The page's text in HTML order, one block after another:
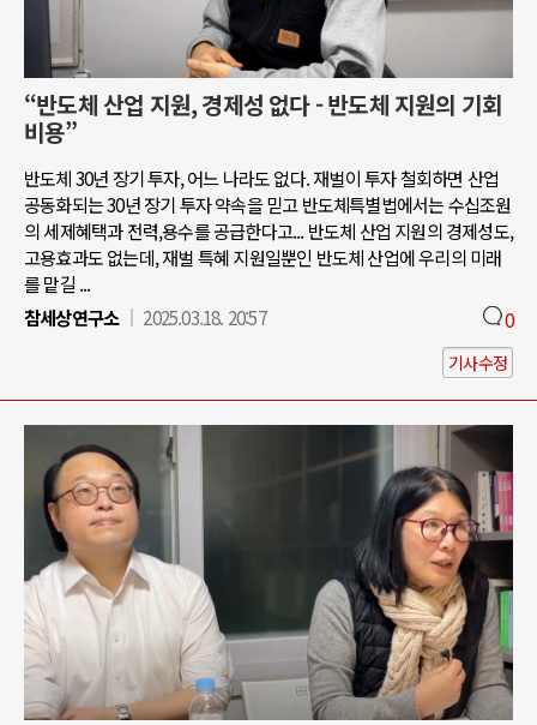
“반도체 산업 지원, 경제성 없다 - 반도체 지원의 기회
비용”
반도체 30년 장기 투자, 어느 나라도 없다. 재벌이 투자 철회하면 산업
공동화되는 30년 장기 투자 약속을 믿고 반도체특별법에서는 수십조원
의 세제혜택과 전력,용수를 공급한다고... 반도체 산업 지원의 경제성도,
고용효과도 없는데, 재벌 특혜 지원일뿐인 반도체 산업에 우리의 미래
를 맡길 ...
참세상연구소
2025.03.18. 20:57 0
기사수정